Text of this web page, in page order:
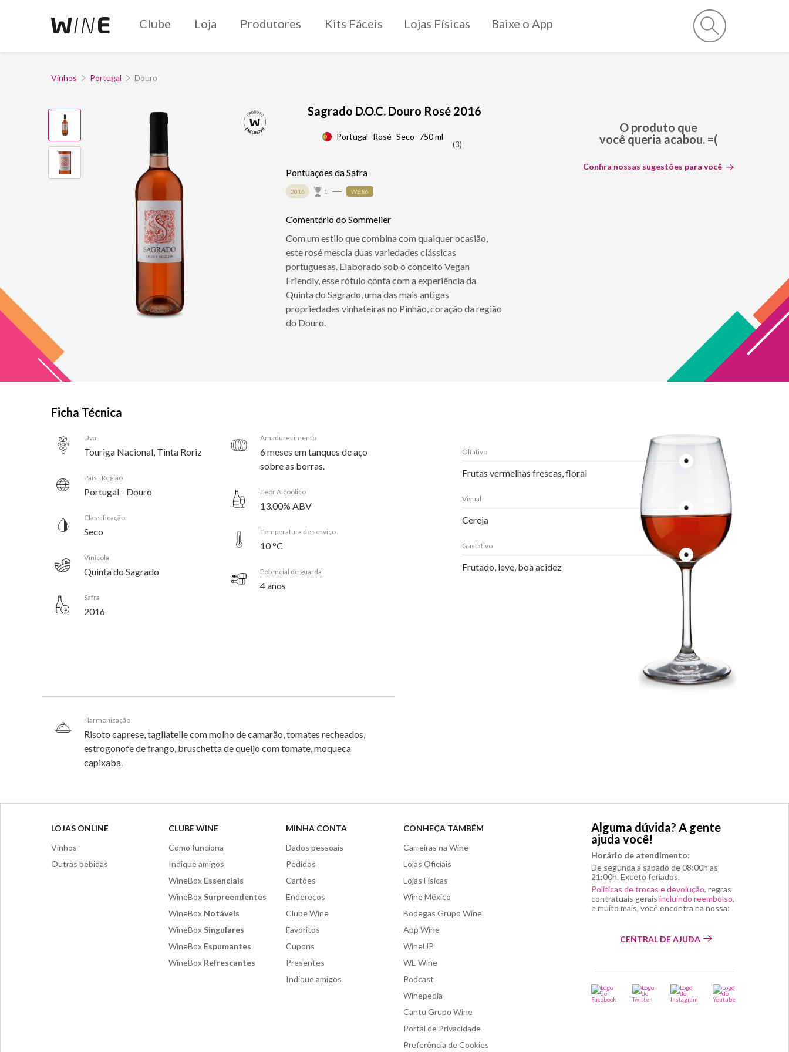
Clube Loja Produtores Kits Fáceis Lojas Físicas Baixe o App
Vinhos Portugal Douro
Sagrado D.O.C. Douro Rosé 2016
Portugal Rosé Seco 750 ml
(3)
Pontuações da Safra
2016 1 WE 86
Comentário do Sommelier
Com um estilo que combina com qualquer ocasião,
este rosé mescla duas variedades clássicas
portuguesas. Elaborado sob o conceito Vegan
Friendly, esse rótulo conta com a experiência da
Quinta do Sagrado, uma das mais antigas
propriedades vinhateiras no Pinhão, coração da região
do Douro.
O produto que
você queria acabou. =(
Confira nossas sugestões para você
Ficha Técnica
Uva
Touriga Nacional, Tinta Roriz
País - Região
Portugal - Douro
Classificação
Seco
Vinícola
Quinta do Sagrado
Safra
2016
Amadurecimento
6 meses em tanques de aço
sobre as borras.
Teor Alcoólico
13.00% ABV
Temperatura de serviço
10 °C
Potencial de guarda
4 anos
Olfativo
Frutas vermelhas frescas, floral
Visual
Cereja
Gustativo
Frutado, leve, boa acidez
Harmonização
Risoto caprese, tagliatelle com molho de camarão, tomates recheados,
estrogonofe de frango, bruschetta de queijo com tomate, moqueca
capixaba.
LOJAS ONLINE
Vinhos
Outras bebidas
CLUBE WINE
Como funciona
Indique amigos
WineBox Essenciais
WineBoxSurpreendentes
WineBox Notáveis
WineBoxSingulares
WineBox Espumantes
WineBox Refrescantes
MINHA CONTA
Dados pessoais
Pedidos
Cartões
Endereços
Clube Wine
Favoritos
Cupons
Presentes
Indique amigos
CONHEÇA TAMBÉM
Carreiras na Wine
Lojas Oficiais
Lojas Físicas
Wine México
Bodegas Grupo Wine
App Wine
WineUP
WE Wine
Podcast
Winepedia
Cantu Grupo Wine
Portal de Privacidade
Preferência de Cookies
Alguma dúvida? A gente
ajuda você!
Horário de atendimento:
De segunda a sábado de 08:00h as
21:00h. Exceto feriados.
Políticas de trocas e devolução, regras
contratuais gerais incluindo reembolso,
e muito mais, você encontra na nossa:
CENTRAL DE AJUDA